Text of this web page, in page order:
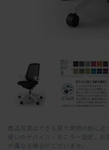
商品写真はできる限り実物の色に
使いのデバイス・モニター設定、
が異なる場合がございます。